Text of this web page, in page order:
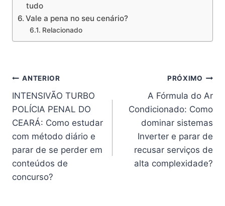
tudo
Vale a pena no seu cenário?
Relacionado
Navegação
de
Post
ANTERIOR
INTENSIVÃO TURBO
POLÍCIA PENAL DO
CEARÁ: Como estudar
com método diário e
parar de se perder em
conteúdos de
concurso?
PRÓXIMO
A Fórmula do Ar
Condicionado: Como
dominar sistemas
Inverter e parar de
recusar serviços de
alta complexidade?